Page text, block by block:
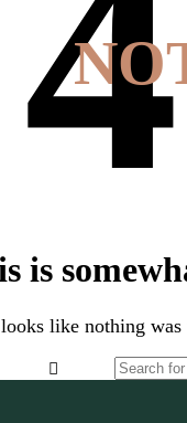
is
like nothing was